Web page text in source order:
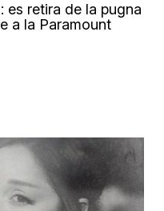
retira de la pugna
a la Paramount